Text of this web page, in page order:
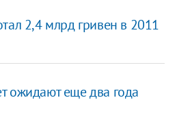
2,4 млрд гривен в 2011
ожидают еще два года